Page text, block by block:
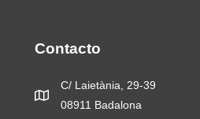
Contacto
C/ Laietània, 29-39
08911 Badalona